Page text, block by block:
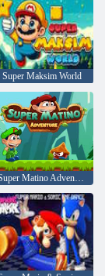
Super Maksim World
Super Matino Adventure